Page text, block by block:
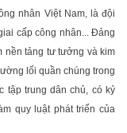
nhân Việt Nam, là đội
cấp công nhân... Đảng
nền tảng tư tưởng và kim
lối quần chúng trong
tập trung dân chủ, có kỷ
quy luật phát triển của